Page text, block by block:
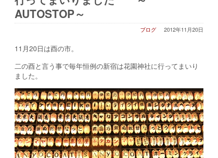
AUTOSTOP～
2012年11月20日
ブログ
11月20日は酉の市。
二の酉と言う事で毎年恒例の新宿は花園神社に行ってまいり
ました。